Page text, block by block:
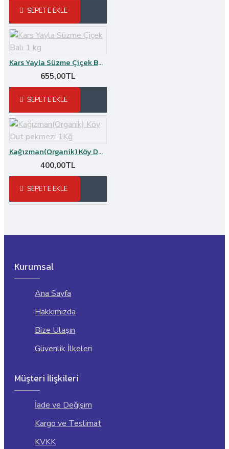
SEPETE EKLE
Kars Yayla Süzme Çiçek Balı 1 kg
655,00TL
SEPETE EKLE
Kağızman(Organik) Köy Dut pekmezi 1Kğ
400,00TL
SEPETE EKLE
Kurumsal
Ana Sayfa
Hakkımızda
Bize Ulaşın
Güvenlik İlkeleri
Müşteri İlişkileri
İade ve Değişim
Kargo ve Teslimat
KVKK